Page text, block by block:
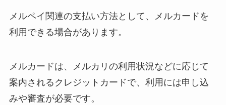
メルペイ関連の支払い方法として、メルカードを
利用できる場合があります。
メルカードは、メルカリの利用状況などに応じて
案内されるクレジットカードで、利用には申し込
みや審査が必要です。